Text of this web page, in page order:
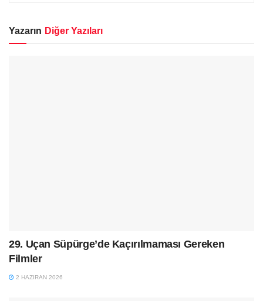
Yazarın Diğer Yazıları
29. Uçan Süpürge’de Kaçırılmaması Gereken
Filmler
2 HAZIRAN 2026